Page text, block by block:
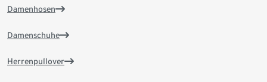
Damenhosen
Damenschuhe
Herrenpullover